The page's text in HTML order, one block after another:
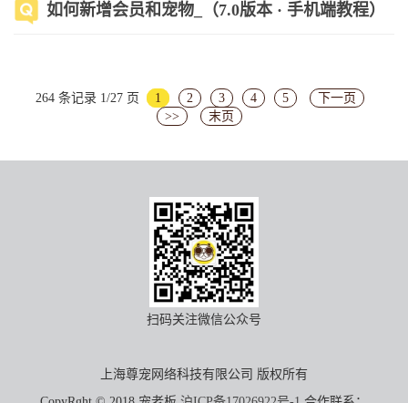
如何新增会员和宠物_（7.0版本 · 手机端教程）
264 条记录 1/27 页 1 2 3 4 5
下一页
>>
末页
扫码关注微信公众号
上海尊宠网络科技有限公司 版权所有